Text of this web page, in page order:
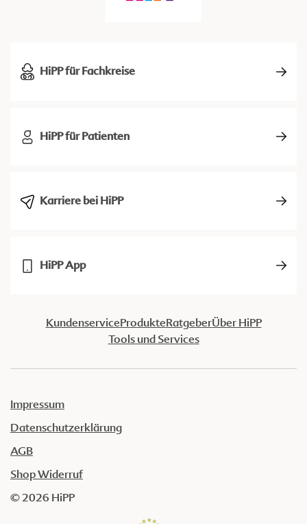
HiPP für Fachkreise
HiPP für Patienten
Karriere bei HiPP
HiPP App
KundenserviceProdukteRatgeberÜber HiPP
Tools und Services
Impressum
Datenschutzerklärung
AGB
Shop Widerruf
© 2026 HiPP